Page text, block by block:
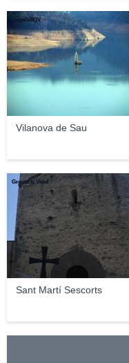
Vilanova de Sau
DagafeSQV
Sant Martí Sescorts
Graciel.la Vidal